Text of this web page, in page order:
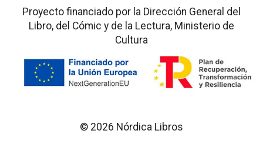
Proyecto financiado por la Dirección General del
Libro, del Cómic y de la Lectura, Ministerio de
Cultura
© 2026 Nórdica Libros